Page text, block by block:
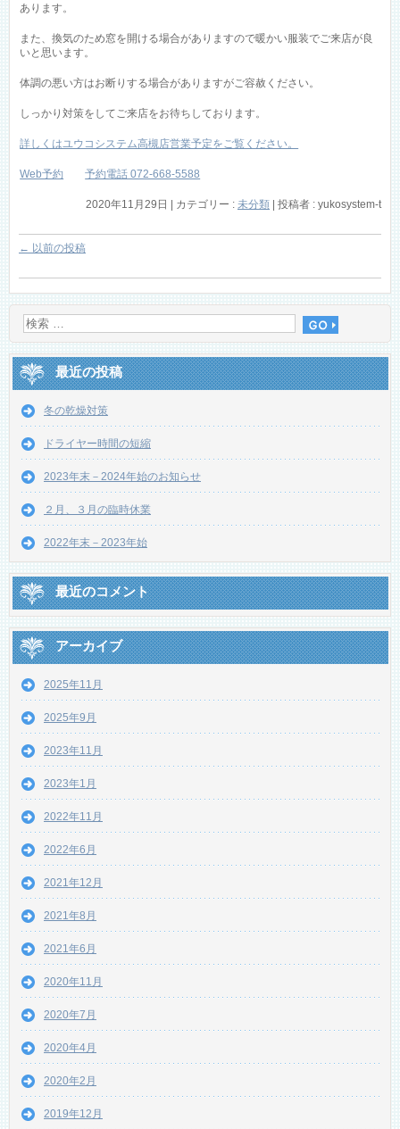
あります。
また、換気のため窓を開ける場合がありますので暖かい服装でご来店が良
いと思います。
体調の悪い方はお断りする場合がありますがご容赦ください。
しっかり対策をしてご来店をお待ちしております。
詳しくはユウコシステム高槻店営業予定をご覧ください。
Web予約 予約電話 072-668-5588
2020年11月29日 カテゴリー : 未分類 投稿者 : yukosystem-t
← 以前の投稿
最近の投稿
冬の乾燥対策
ドライヤー時間の短縮
2023年末－2024年始のお知らせ
２月、３月の臨時休業
2022年末－2023年始
最近のコメント
アーカイブ
2025年11月
2025年9月
2023年11月
2023年1月
2022年11月
2022年6月
2021年12月
2021年8月
2021年6月
2020年11月
2020年7月
2020年4月
2020年2月
2019年12月